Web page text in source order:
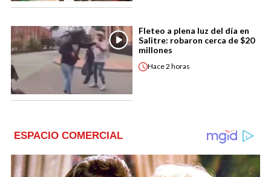
Fleteo a plena luz del día en
Salitre: robaron cerca de $20
millones
Hace2 horas